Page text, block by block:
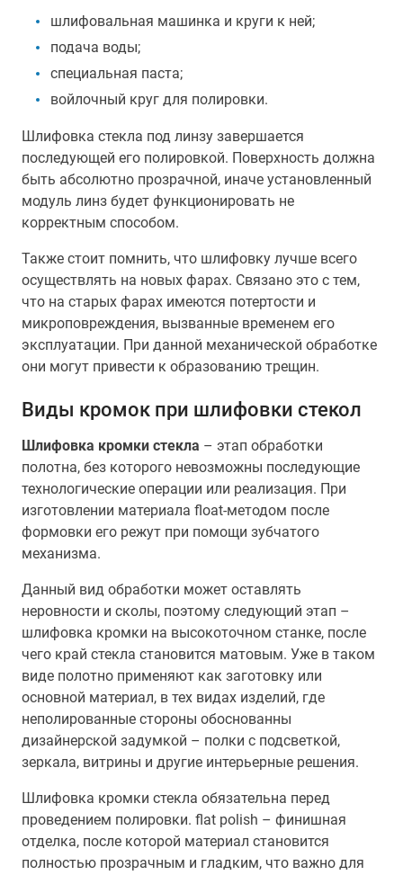
шлифовальная машинка и круги к ней;
подача воды;
специальная паста;
войлочный круг для полировки.
Шлифовка стекла под линзу завершается
последующей его полировкой. Поверхность должна
быть абсолютно прозрачной, иначе установленный
модуль линз будет функционировать не
корректным способом.
Также стоит помнить, что шлифовку лучше всего
осуществлять на новых фарах. Связано это с тем,
что на старых фарах имеются потертости и
микроповреждения, вызванные временем его
эксплуатации. При данной механической обработке
они могут привести к образованию трещин.
Виды кромок при шлифовки стекол
Шлифовка кромки стекла – этап обработки
полотна, без которого невозможны последующие
технологические операции или реализация. При
изготовлении материала float-методом после
формовки его режут при помощи зубчатого
механизма.
Данный вид обработки может оставлять
неровности и сколы, поэтому следующий этап –
шлифовка кромки на высокоточном станке, после
чего край стекла становится матовым. Уже в таком
виде полотно применяют как заготовку или
основной материал, в тех видах изделий, где
неполированные стороны обоснованны
дизайнерской задумкой – полки с подсветкой,
зеркала, витрины и другие интерьерные решения.
Шлифовка кромки стекла обязательна перед
проведением полировки. flat polish – финишная
отделка, после которой материал становится
полностью прозрачным и гладким, что важно для